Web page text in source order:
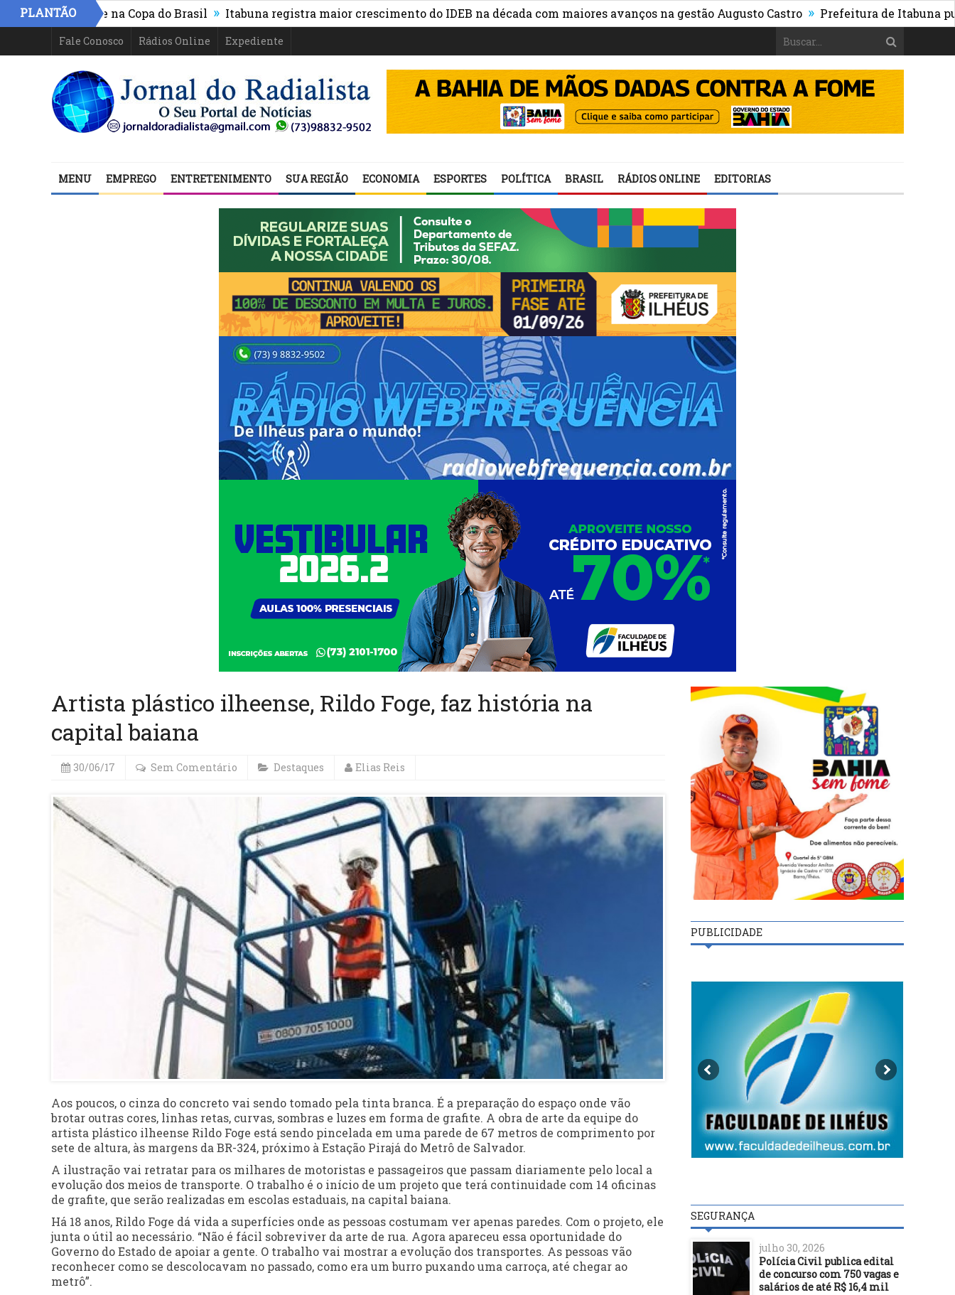
PLANTÃO
e segue na Copa do Brasil » Itabuna registra maior crescimento do IDEB na década com maiores avanços na gestão Augusto Castro » Prefeitura de Itabuna publica
Fale Conosco Rádios Online Expediente
MENU EMPREGO ENTRETENIMENTO SUA REGIÃO ECONOMIA ESPORTES POLÍTICA BRASIL RÁDIOS ONLINE EDITORIAS
Artista plástico ilheense, Rildo Foge, faz história na
capital baiana
30/06/17 Sem Comentário Destaques Elias Reis
Aos poucos, o cinza do concreto vai sendo tomado pela tinta branca. É a preparação do espaço onde vão
brotar outras cores, linhas retas, curvas, sombras e luzes em forma de grafite. A obra de arte da equipe do
artista plástico ilheense Rildo Foge está sendo pincelada em uma parede de 67 metros de comprimento por
sete de altura, às margens da BR-324, próximo à Estação Pirajá do Metrô de Salvador.
A ilustração vai retratar para os milhares de motoristas e passageiros que passam diariamente pelo local a
evolução dos meios de transporte. O trabalho é o início de um projeto que terá continuidade com 14 oficinas
de grafite, que serão realizadas em escolas estaduais, na capital baiana.
Há 18 anos, Rildo Foge dá vida a superfícies onde as pessoas costumam ver apenas paredes. Com o projeto, ele
junta o útil ao necessário. “Não é fácil sobreviver da arte de rua. Agora apareceu essa oportunidade do
Governo do Estado de apoiar a gente. O trabalho vai mostrar a evolução dos transportes. As pessoas vão
reconhecer como se descolocavam no passado, como era um burro puxando uma carroça, até chegar ao
metrô”.
PUBLICIDADE
SEGURANÇA
julho 30, 2026
Polícia Civil publica edital
de concurso com 750 vagas e
salários de até R$ 16,4 mil